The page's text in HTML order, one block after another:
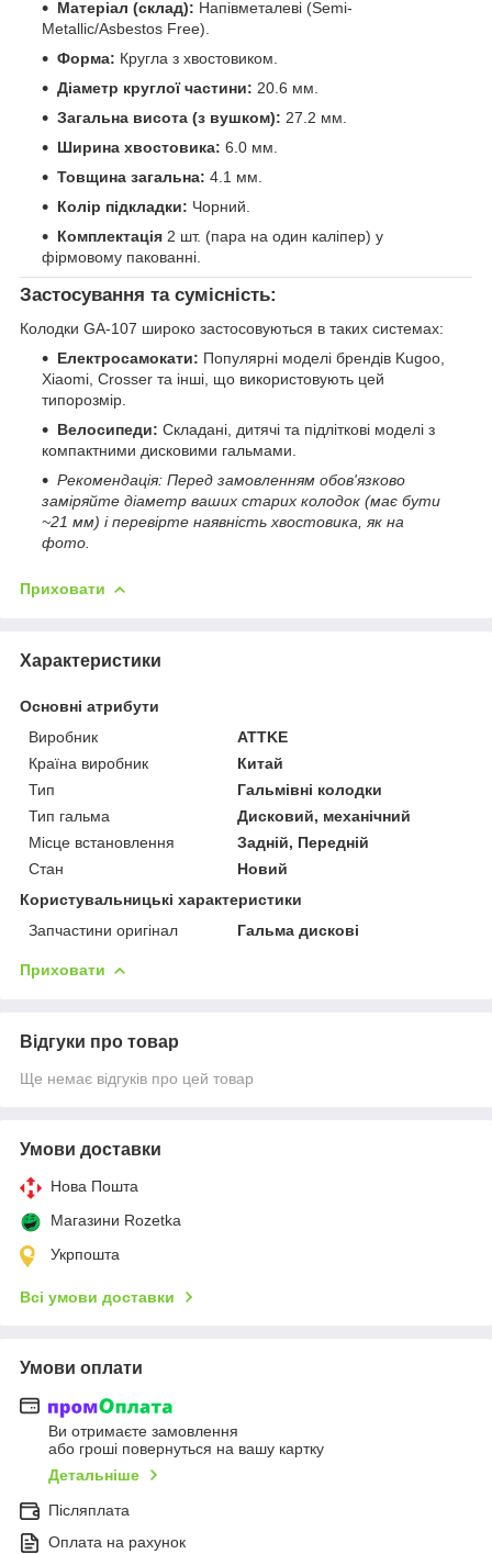
Матеріал (склад): Напівметалеві (Semi-
Metallic/Asbestos Free).
Форма: Кругла з хвостовиком.
Діаметр круглої частини: 20.6 мм.
Загальна висота (з вушком): 27.2 мм.
Ширина хвостовика: 6.0 мм.
Товщина загальна: 4.1 мм.
Колір підкладки: Чорний.
Комплектація 2 шт. (пара на один каліпер) у
фірмовому пакованні.
Застосування та сумісність:
Колодки GA-107 широко застосовуються в таких системах:
Електросамокати: Популярні моделі брендів Kugoo,
Xiaomi, Crosser та інші, що використовують цей
типорозмір.
Велосипеди: Складані, дитячі та підліткові моделі з
компактними дисковими гальмами.
Рекомендація: Перед замовленням обов'язково
заміряйте діаметр ваших старих колодок (має бути
~21 мм) і перевірте наявність хвостовика, як на
фото.
Приховати
Характеристики
Основні атрибути
Виробник
ATTKE
Країна виробник
Китай
Тип
Гальмівні колодки
Тип гальма
Дисковий, механічний
Місце встановлення
Задній, Передній
Стан
Новий
Користувальницькі характеристики
Запчастини оригінал
Гальма дискові
Приховати
Відгуки про товар
Ще немає відгуків про цей товар
Умови доставки
Нова Пошта
Магазини Rozetka
Укрпошта
Всі умови доставки
Умови оплати
Ви отримаєте замовлення
або гроші повернуться на вашу картку
Детальніше
Післяплата
Оплата на рахунок